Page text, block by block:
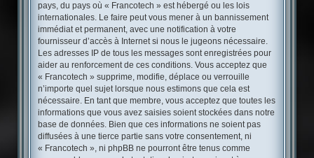
pays, du pays où « Francotech » est hébergé ou les lois
internationales. Le faire peut vous mener à un bannissement
immédiat et permanent, avec une notification à votre
fournisseur d’accès à Internet si nous le jugeons nécessaire.
Les adresses IP de tous les messages sont enregistrées pour
aider au renforcement de ces conditions. Vous acceptez que
« Francotech » supprime, modifie, déplace ou verrouille
n’importe quel sujet lorsque nous estimons que cela est
nécessaire. En tant que membre, vous acceptez que toutes les
informations que vous avez saisies soient stockées dans notre
base de données. Bien que ces informations ne soient pas
diffusées à une tierce partie sans votre consentement, ni
« Francotech », ni phpBB ne pourront être tenus comme